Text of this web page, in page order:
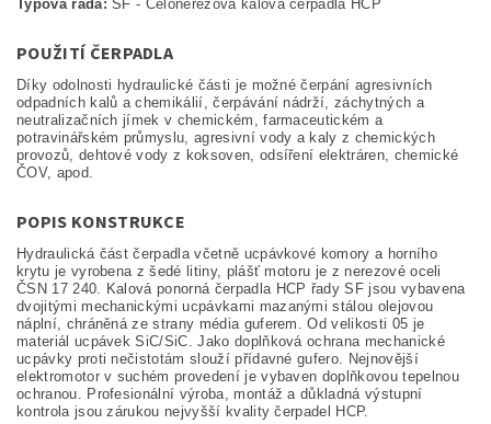
Typová řada:SF - Celonerezová kalová čerpadla HCP
POUŽITÍ ČERPADLA
Díky odolnosti hydraulické části je možné čerpání agresivních
odpadních kalů a chemikálií, čerpávání nádrží, záchytných a
neutralizačních jímek v chemickém, farmaceutickém a
potravinářském průmyslu, agresivní vody a kaly z chemických
provozů, dehtové vody z koksoven, odsíření elektráren, chemické
ČOV, apod.
POPIS KONSTRUKCE
Hydraulická část čerpadla včetně ucpávkové komory a horního
krytu je vyrobena z šedé litiny, plášť motoru je z nerezové oceli
ČSN 17 240. Kalová ponorná čerpadla HCP řady SF jsou vybavena
dvojitými mechanickými ucpávkami mazanými stálou olejovou
náplní, chráněná ze strany média guferem. Od velikosti 05 je
materiál ucpávek SiC/SiC. Jako doplňková ochrana mechanické
ucpávky proti nečistotám slouží přídavné gufero. Nejnovější
elektromotor v suchém provedení je vybaven doplňkovou tepelnou
ochranou. Profesionální výroba, montáž a důkladná výstupní
kontrola jsou zárukou nejvyšší kvality čerpadel HCP.